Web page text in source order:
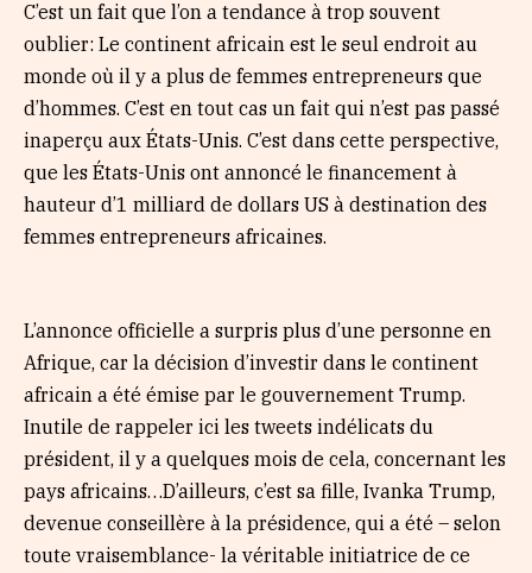
C’est un fait que l’on a tendance à trop souvent
oublier: Le continent africain est le seul endroit au
monde où il y a plus de femmes entrepreneurs que
d’hommes. C’est en tout cas un fait qui n’est pas passé
inaperçu aux États-Unis. C’est dans cette perspective,
que les États-Unis ont annoncé le financement à
hauteur d’1 milliard de dollars US à destination des
femmes entrepreneurs africaines.
L’annonce officielle a surpris plus d’une personne en
Afrique, car la décision d’investir dans le continent
africain a été émise par le gouvernement Trump.
Inutile de rappeler ici les tweets indélicats du
président, il y a quelques mois de cela, concernant les
pays africains…D’ailleurs, c’est sa fille, Ivanka Trump,
devenue conseillère à la présidence, qui a été – selon
toute vraisemblance- la véritable initiatrice de ce